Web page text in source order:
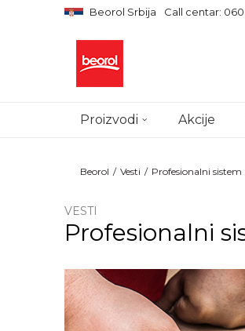
Beorol Srbija Call centar:
Proizvodi Akcije
Beorol Vesti Profesionalni sistem
VESTI
Profesionalni